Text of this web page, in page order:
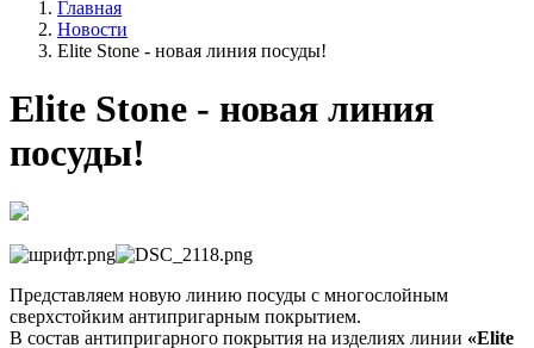
Главная
Новости
Elite Stone - новая линия посуды!
Elite Stone - новая линия
посуды!
Представляем новую линию посуды c многослойным
сверхстойким антипригарным покрытием.
В состав антипригарного покрытия на изделиях линии «Elite